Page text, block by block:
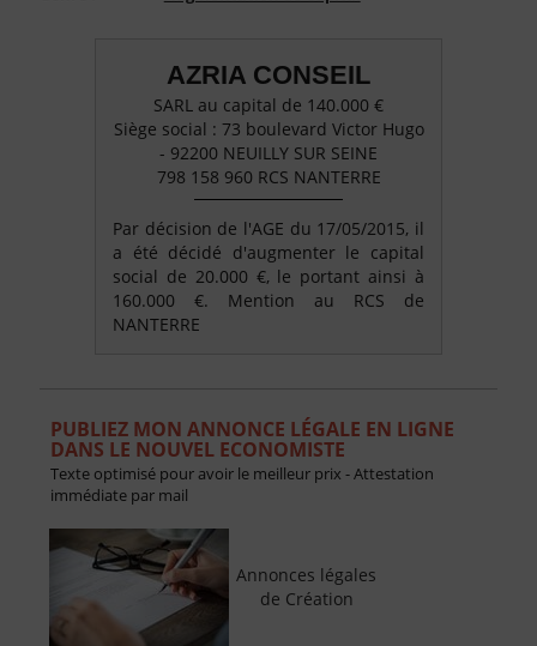
AZRIA CONSEIL
SARL au capital de 140.000 €
Siège social : 73 boulevard Victor Hugo
- 92200 NEUILLY SUR SEINE
798 158 960 RCS NANTERRE
Par décision de l'AGE du 17/05/2015, il
a été décidé d'augmenter le capital
social de 20.000 €, le portant ainsi à
160.000 €. Mention au RCS de
NANTERRE
PUBLIEZ MON ANNONCE LÉGALE EN LIGNE
DANS LE NOUVEL ECONOMISTE
Texte optimisé pour avoir le meilleur prix - Attestation
immédiate par mail
Annonces légales
de Création